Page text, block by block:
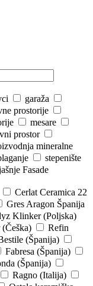
garaža
prostorije
mesare
prostor
mineralne
stepenište
Fasade
Cerlat Ceramica 22
Gres Aragon Španija
Klinker (Poljska)
(Češka)
Refin
(Španija)
Fabresa (Španija)
(Španija)
Ragno (Italija)